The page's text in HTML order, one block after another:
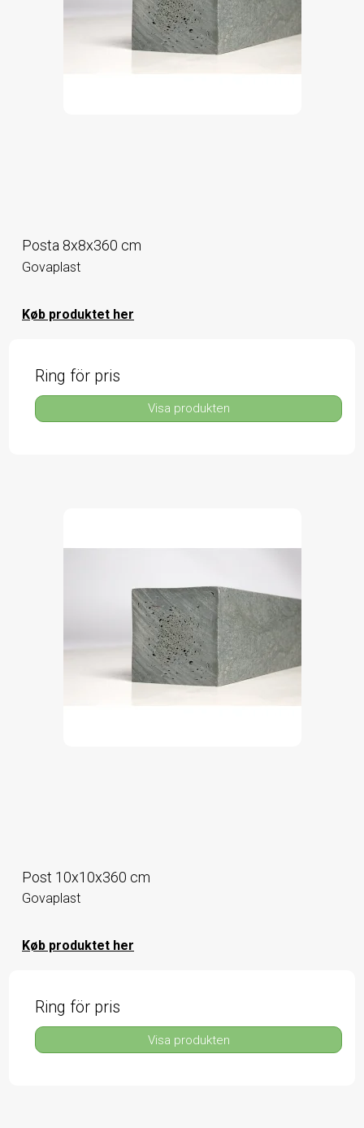
Posta 8x8x360 cm
Govaplast
Køb produktet her
Ring för pris
Visa produkten
Post 10x10x360 cm
Govaplast
Køb produktet her
Ring för pris
Visa produkten